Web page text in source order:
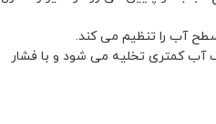
سطح آب را تنظیم می کند.
آب کمتری تخلیه می شود و با فشار